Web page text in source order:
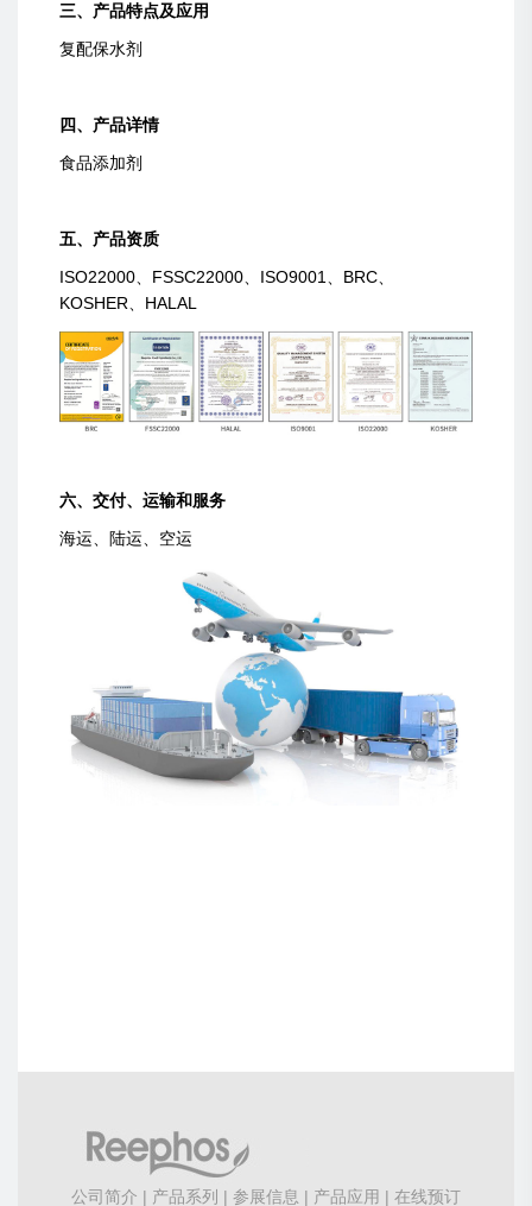
三、产品特点及应用
复配保水剂
四、产品详情
食品添加剂
五、产品资质
ISO22000、FSSC22000、ISO9001、BRC、
KOSHER、HALAL
六、交付、运输和服务
海运、陆运、空运
公司简介 | 产品系列 | 参展信息 | 产品应用 | 在线预订